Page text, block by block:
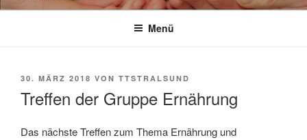
Menü
VERÖFFENTLICHT
30. MÄRZ 2018 VON TTSTRALSUND
Treffen der Gruppe Ernährung
Das nächste Treffen zum Thema Ernährung und